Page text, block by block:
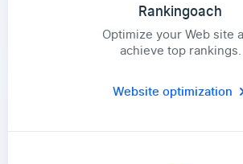
Rankingoach
Optimize your Web site
achieve top rankings.
Website optimization